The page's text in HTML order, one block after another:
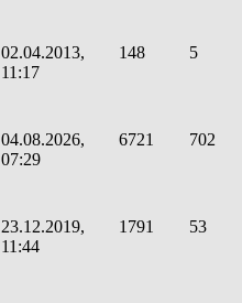
02.04.2013,
11:17
148 5
04.08.2026,
07:29
6721 702
23.12.2019,
11:44
1791 53